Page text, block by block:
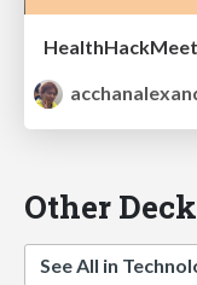
Other
See All in